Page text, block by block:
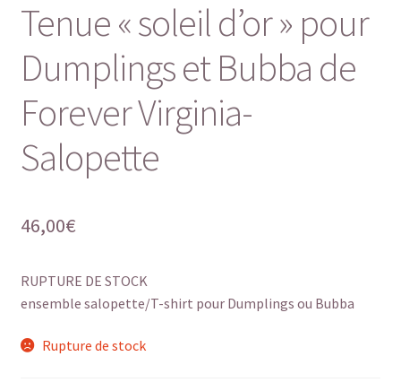
Tenue « soleil d’or » pour
Dumplings et Bubba de
Forever Virginia-
Salopette
46,00€
RUPTURE DE STOCK
ensemble salopette/T-shirt pour Dumplings ou Bubba
Rupture de stock